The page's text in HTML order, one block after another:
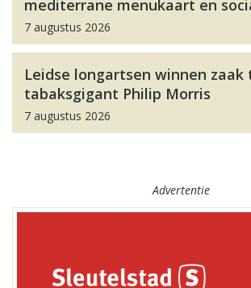
mediterrane menukaart en
7 augustus 2026
Leidse longartsen winnen zaak
tabaksgigant Philip Morris
7 augustus 2026
Advertentie